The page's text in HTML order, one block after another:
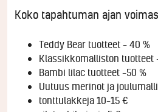
Koko tapahtuman ajan
Teddy Bear tuotteet – 40 %
Klassikkomalliston tuotteet
Bambi lilac tuotteet –50 %
Uutuus merinot ja
tonttulakkeja 10–15 €